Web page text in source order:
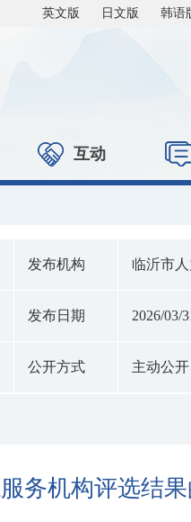
英文版 日文版 韩语
互动
发布机构 临沂市
发布日期 2026/03/
公开方式 主动公开
务机构评选结